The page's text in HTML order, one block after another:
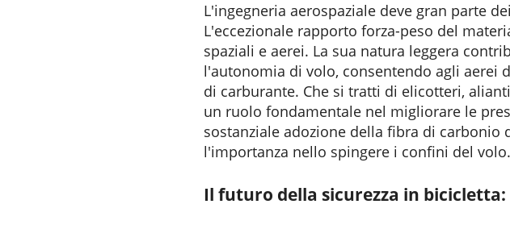
L'ingegneria aerospaziale deve gran parte
L'eccezionale rapporto forza-peso del
spaziali e aerei. La sua natura leggera
l'autonomia di volo, consentendo agli aerei
di carburante. Che si tratti di elicotteri,
un ruolo fondamentale nel migliorare le
sostanziale adozione della fibra di carbonio
l'importanza nello spingere i confini del volo.
Il futuro della sicurezza in